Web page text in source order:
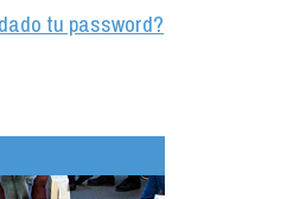
tu password?